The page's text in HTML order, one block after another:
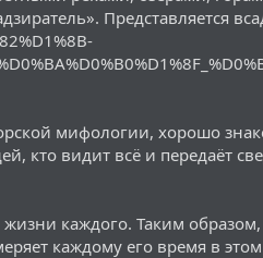
Представляется
мифологии, хорошо
кто видит всё и передаёт
каждого. Таким
каждому его время в